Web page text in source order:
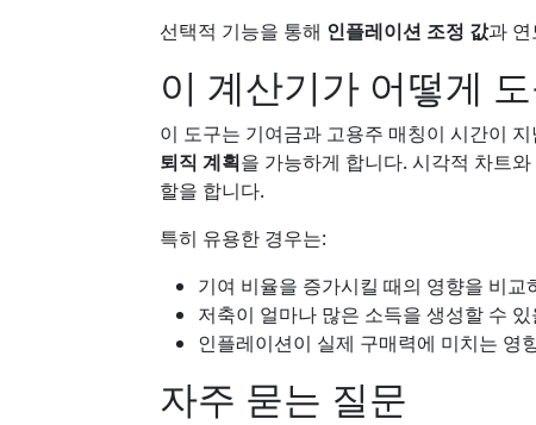
선택적 기능을 통해 인플레이션 조정 값과
이 계산기가 어떻게
이 도구는 기여금과 고용주 매칭이 시간이
퇴직 계획을 가능하게 합니다. 시각적 차트
할을 합니다.
특히 유용한 경우는:
기여 비율을 증가시킬 때의 영향을 비교
저축이 얼마나 많은 소득을 생성할 수
인플레이션이 실제 구매력에 미치는 영
자주 묻는 질문